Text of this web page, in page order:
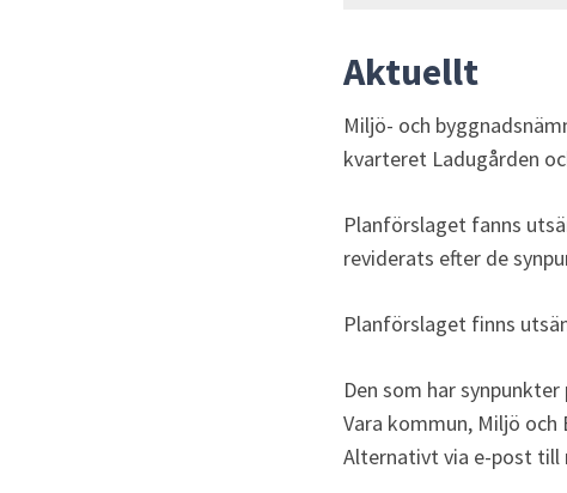
Aktuellt
Miljö- och
kvarteret Ladugården
Planförslaget fanns
reviderats efter de
Planförslaget finns
Den som har
Vara kommun, Miljö och
Alternativt via e-post till